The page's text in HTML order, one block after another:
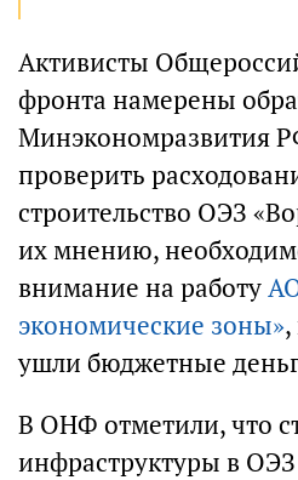
Активисты
фронта намерены
Минэкономразвития
проверить
строительство ОЭЗ
их мнению,
внимание на работу
экономические зоны»
ушли бюджетные
В ОНФ отметили, что
инфраструктуры в